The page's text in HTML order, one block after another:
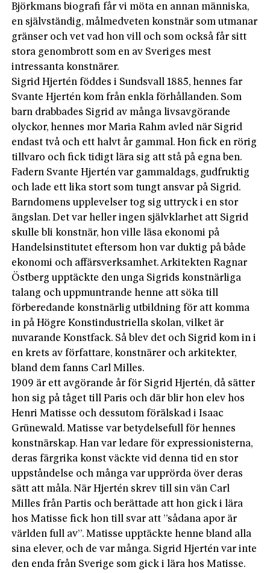
Björkmans biografi får vi möta en annan människa,
en självständig, målmedveten konstnär som utmanar
gränser och vet vad hon vill och som också får sitt
stora genombrott som en av Sveriges mest
intressanta konstnärer.
Sigrid Hjertén föddes i Sundsvall 1885, hennes far
Svante Hjertén kom från enkla förhållanden. Som
barn drabbades Sigrid av många livsavgörande
olyckor, hennes mor Maria Rahm avled när Sigrid
endast två och ett halvt år gammal. Hon fick en rörig
tillvaro och fick tidigt lära sig att stå på egna ben.
Fadern Svante Hjertén var gammaldags, gudfruktig
och lade ett lika stort som tungt ansvar på Sigrid.
Barndomens upplevelser tog sig uttryck i en stor
ängslan. Det var heller ingen självklarhet att Sigrid
skulle bli konstnär, hon ville läsa ekonomi på
Handelsinstitutet eftersom hon var duktig på både
ekonomi och affärsverksamhet. Arkitekten Ragnar
Östberg upptäckte den unga Sigrids konstnärliga
talang och uppmuntrande henne att söka till
förberedande konstnärlig utbildning för att komma
in på Högre Konstindustriella skolan, vilket är
nuvarande Konstfack. Så blev det och Sigrid kom in i
en krets av författare, konstnärer och arkitekter,
bland dem fanns Carl Milles.
1909 är ett avgörande år för Sigrid Hjertén, då sätter
hon sig på tåget till Paris och där blir hon elev hos
Henri Matisse och dessutom förälskad i Isaac
Grünewald. Matisse var betydelsefull för hennes
konstnärskap. Han var ledare för expressionisterna,
deras färgrika konst väckte vid denna tid en stor
uppståndelse och många var upprörda över deras
sätt att måla. När Hjertén skrev till sin vän Carl
Milles från Partis och berättade att hon gick i lära
hos Matisse fick hon till svar att ”sådana apor är
världen full av”. Matisse upptäckte henne bland alla
sina elever, och de var många. Sigrid Hjertén var inte
den enda från Sverige som gick i lära hos Matisse.